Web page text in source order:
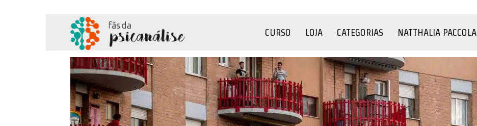
da
Psicanálise
CURSO LOJA CATEGORIAS NATTHALIA PACCOLA